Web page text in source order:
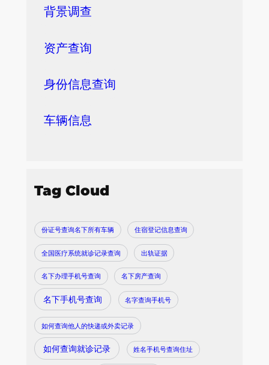
背景调查
资产查询
身份信息查询
车辆信息
Tag Cloud
份证号查询名下所有车辆 住宿登记信息查询
全国医疗系统就诊记录查询 出轨证据
名下办理手机号查询 名下房产查询
名下手机号查询 名字查询手机号
如何查询他人的快递或外卖记录
如何查询就诊记录 姓名手机号查询住址